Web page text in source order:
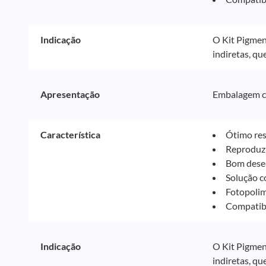
Indicação
O Kit
indiretas,
Apresentação Embalagem
Característica
Ótimo
Bom
Solução
Indicação
O Kit
indiretas,